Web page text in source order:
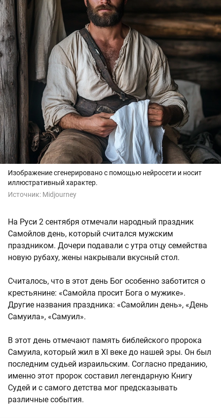
Изображение сгенерировано с помощью нейросети и носит
иллюстративный характер.
Источник: Midjourney
На Руси 2 сентября отмечали народный праздник
Самойлов день, который считался мужским
праздником. Дочери подавали с утра отцу семейства
новую рубаху, жены накрывали вкусный стол.
Считалось, что в этот день Бог особенно заботится о
крестьянине: «Самойла просит Бога о мужике».
Другие названия праздника: «Самойлин день», «День
Самуила», «Самуил».
В этот день отмечают память библейского пророка
Самуила, который жил в XI веке до нашей эры. Он был
последним судьей израильским. Согласно преданию,
именно этот пророк составил легендарную Книгу
Судей и с самого детства мог предсказывать
различные события.